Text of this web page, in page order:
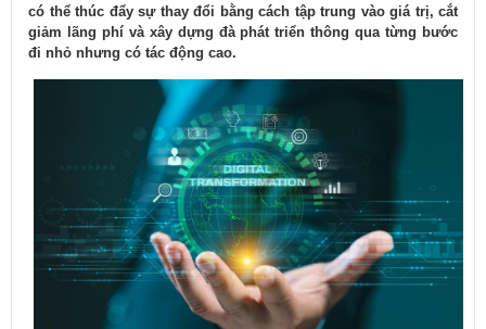
có thể thúc đẩy sự thay đổi bằng cách tập trung vào giá trị, cắt
giảm lãng phí và xây dựng đà phát triển thông qua từng bước
đi nhỏ nhưng có tác động cao.